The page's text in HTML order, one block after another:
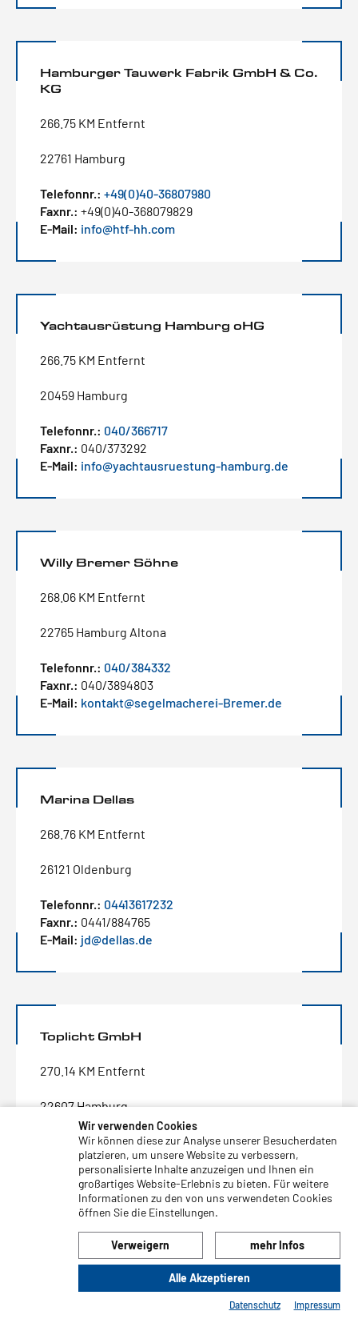
Hamburger Tauwerk Fabrik GmbH & Co.
KG
266.75 KM Entfernt
22761 Hamburg
Telefonnr.: +49(0)40-36807980
Faxnr.: +49(0)40-368079829
E-Mail: info@htf-hh.com
Yachtausrüstung Hamburg oHG
266.75 KM Entfernt
20459 Hamburg
Telefonnr.: 040/366717
Faxnr.: 040/373292
E-Mail: info@yachtausruestung-hamburg.de
Willy Bremer Söhne
268.06 KM Entfernt
22765 Hamburg Altona
Telefonnr.: 040/384332
Faxnr.: 040/3894803
E-Mail: kontakt@segelmacherei-Bremer.de
Marina Dellas
268.76 KM Entfernt
26121 Oldenburg
Telefonnr.: 04413617232
Faxnr.: 0441/884765
E-Mail: jd@dellas.de
Toplicht GmbH
270.14 KM Entfernt
22607 Hamburg
Telefonnr.:040-889010-0
040-889010-11
einkauf@toplicht.de
Yachtprofi.de GmbH
Wir verwenden Cookies
Wir können diese zur Analyse unserer Besucherdaten
platzieren, um unsere Website zu verbessern,
personalisierte Inhalte anzuzeigen und Ihnen ein
großartiges Website-Erlebnis zu bieten. Für weitere
Informationen zu den von uns verwendeten Cookies
öffnen Sie die Einstellungen.
Verweigern
Alle Akzeptieren
mehr Infos
Datenschutz Impressum